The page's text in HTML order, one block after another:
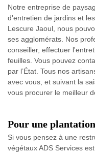
Notre entreprise de
d'entretien de jardins et
Lescure Jaoul, nous
ses agglomérats. Nos
conseiller, effectuer
feuilles. Vous pouvez
par l’État. Tous nos
avec vous, et suivant la
vous procurer le meilleur
Pour une
Si vous pensez à une
végétaux ADS Services